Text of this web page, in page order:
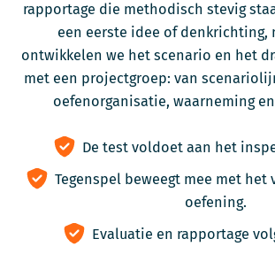
rapportage die methodisch stevig
een eerste idee of denkrichting,
ontwikkelen we het scenario en het
met een projectgroep: van
oefenorganisatie, waarneming
De test voldoet aan het
Tegenspel beweegt mee met het
oefening.
Evaluatie en rapportage